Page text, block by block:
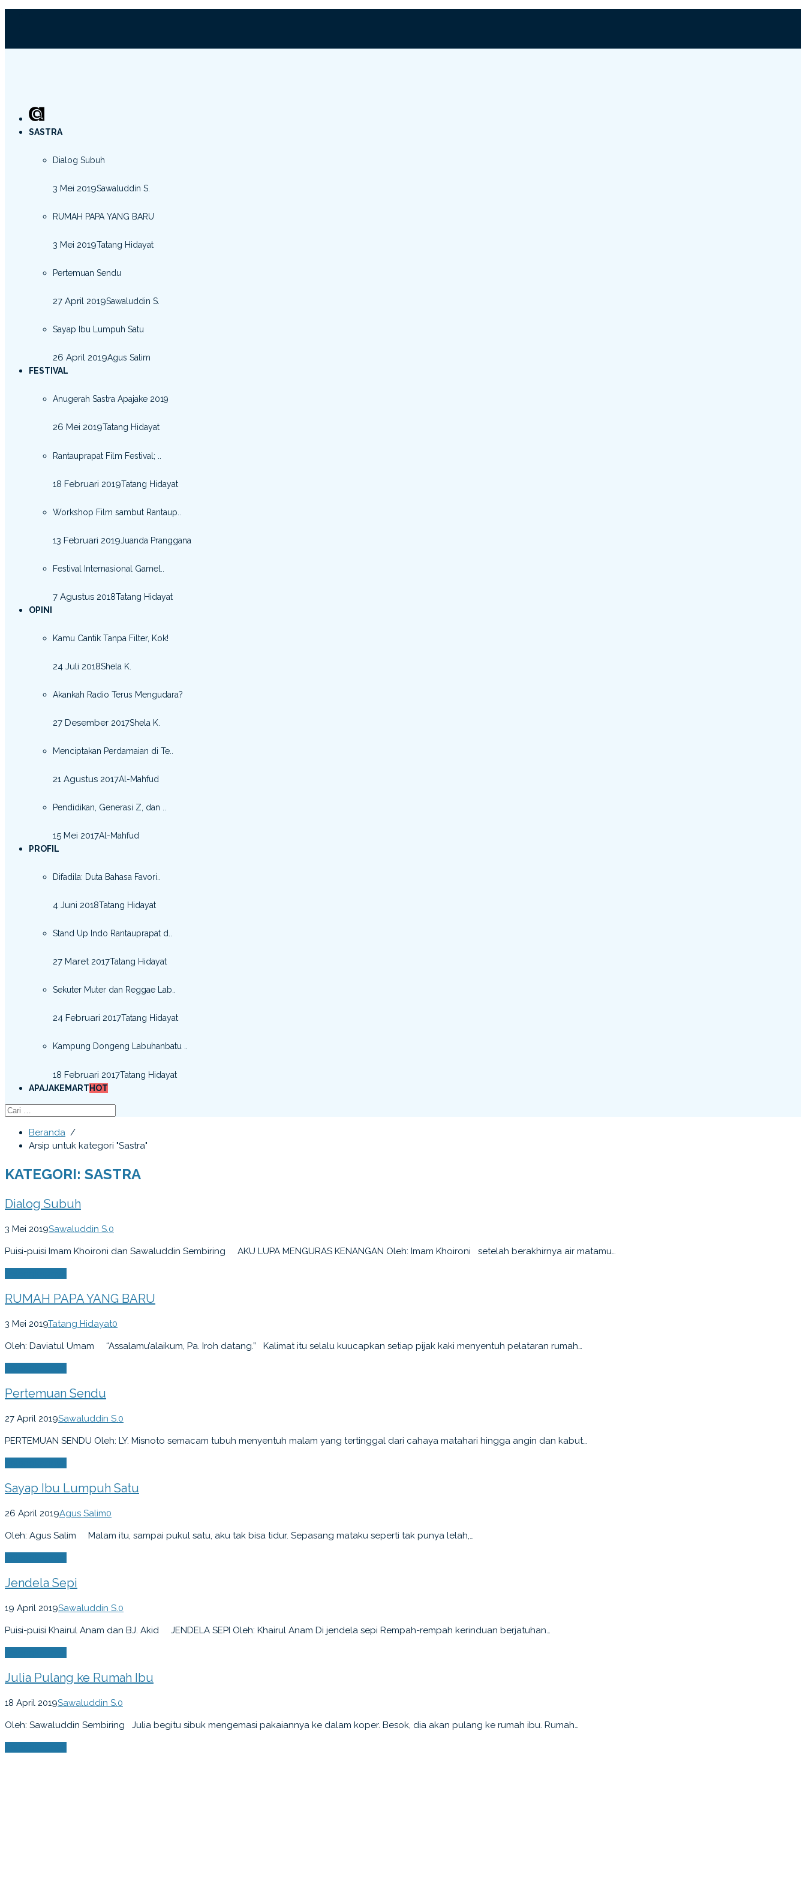
SASTRA
Dialog Subuh
3 Mei 2019Sawaluddin S.
RUMAH PAPA YANG BARU
3 Mei 2019Tatang Hidayat
Pertemuan Sendu
27 April 2019Sawaluddin S.
Sayap Ibu Lumpuh Satu
26 April 2019Agus Salim
FESTIVAL
Anugerah Sastra Apajake 2019
26 Mei 2019Tatang Hidayat
Rantauprapat Film Festival; ..
18 Februari 2019Tatang Hidayat
Workshop Film sambut Rantaup..
13 Februari 2019Juanda Pranggana
Festival Internasional Gamel..
7 Agustus 2018Tatang Hidayat
OPINI
Kamu Cantik Tanpa Filter, Kok!
24 Juli 2018Shela K.
Akankah Radio Terus Mengudara?
27 Desember 2017Shela K.
Menciptakan Perdamaian di Te..
21 Agustus 2017Al-Mahfud
Pendidikan, Generasi Z, dan ..
15 Mei 2017Al-Mahfud
PROFIL
Difadila: Duta Bahasa Favori..
4 Juni 2018Tatang Hidayat
Stand Up Indo Rantauprapat d..
27 Maret 2017Tatang Hidayat
Sekuter Muter dan Reggae Lab..
24 Februari 2017Tatang Hidayat
Kampung Dongeng Labuhanbatu ..
18 Februari 2017Tatang Hidayat
APAJAKEMARTHOT
Beranda /
Arsip untuk kategori "Sastra"
KATEGORI: SASTRA
Dialog Subuh
3 Mei 2019Sawaluddin S.0
Puisi-puisi Imam Khoironi dan Sawaluddin Sembiring AKU LUPA MENGURAS KENANGAN Oleh: Imam Khoironi setelah berakhirnya air matamu…
RUMAH PAPA YANG BARU
3 Mei 2019Tatang Hidayat0
Oleh: Daviatul Umam “Assalamu’alaikum, Pa. Iroh datang.” Kalimat itu selalu kuucapkan setiap pijak kaki menyentuh pelataran rumah…
Pertemuan Sendu
27 April 2019Sawaluddin S.0
PERTEMUAN SENDU Oleh: LY. Misnoto semacam tubuh menyentuh malam yang tertinggal dari cahaya matahari hingga angin dan kabut…
Sayap Ibu Lumpuh Satu
26 April 2019Agus Salim0
Oleh: Agus Salim Malam itu, sampai pukul satu, aku tak bisa tidur. Sepasang mataku seperti tak punya lelah,…
Jendela Sepi
19 April 2019Sawaluddin S.0
Puisi-puisi Khairul Anam dan BJ. Akid JENDELA SEPI Oleh: Khairul Anam Di jendela sepi Rempah-rempah kerinduan berjatuhan…
Julia Pulang ke Rumah Ibu
18 April 2019Sawaluddin S.0
Oleh: Sawaluddin Sembiring Julia begitu sibuk mengemasi pakaiannya ke dalam koper. Besok, dia akan pulang ke rumah ibu. Rumah…